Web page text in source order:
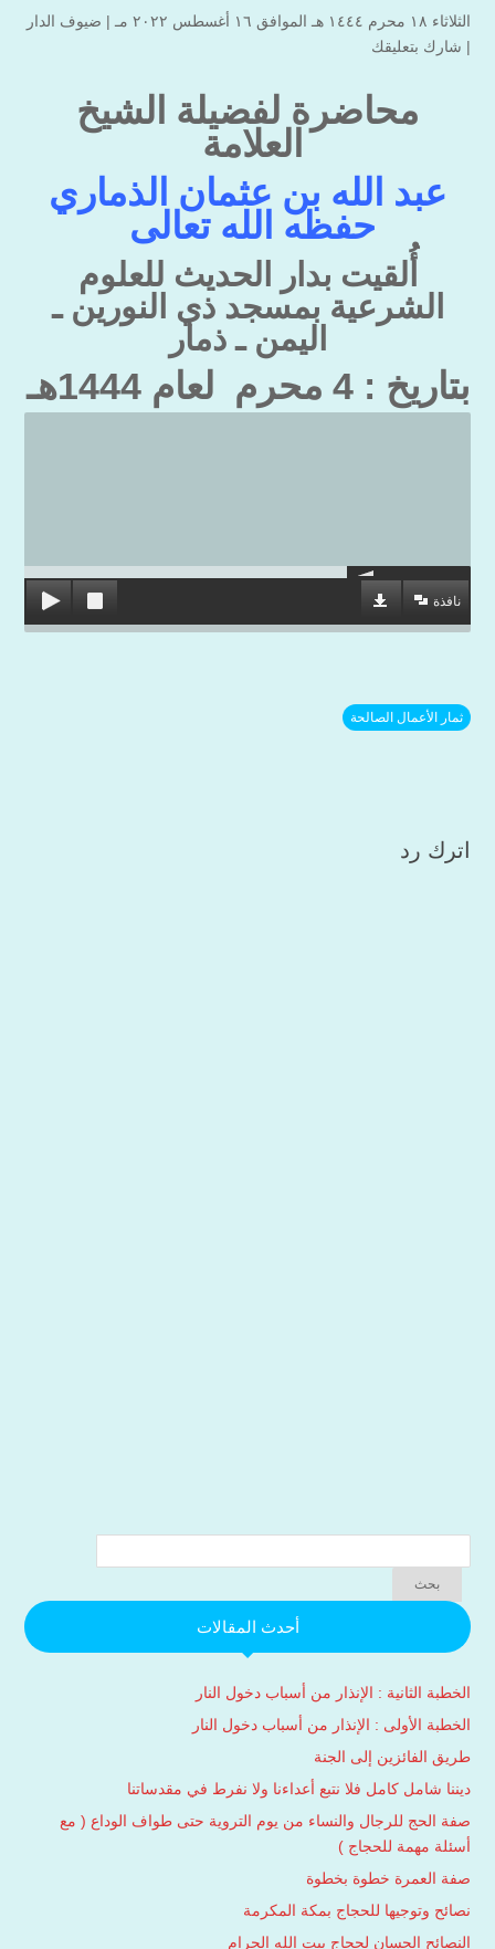
الثلاثاء ۱۸ محرم ۱٤٤٤ هـ الموافق ۱٦ أغسطس ۲۰۲۲ مـ |
ضيوف الدار
| شارك بتعليقك
محاضرة لفضيلة الشيخ
العلامة
عبد الله بن عثمان الذماري
حفظه الله تعالى
أُلقيت بدار الحديث للعلوم
الشرعية بمسجد ذي النورين ـ
اليمن ـ ذمار
بتاريخ : 4 محرم لعام 1444هـ
نافذة
ثمار الأعمال الصالحة
اترك رد
أحدث المقالات
الخطبة الثانية : الإنذار من أسباب دخول النار
الخطبة الأولى : الإنذار من أسباب دخول النار
طريق الفائزين إلى الجنة
ديننا شامل كامل فلا نتبع أعداءنا ولا نفرط في مقدساتنا
صفة الحج للرجال والنساء من يوم التروية حتى طواف الوداع ( مع
أسئلة مهمة للحجاج )
صفة العمرة خطوة بخطوة
نصائح وتوجيها للحجاج بمكة المكرمة
النصائح الحسان لحجاج بيت الله الحرام